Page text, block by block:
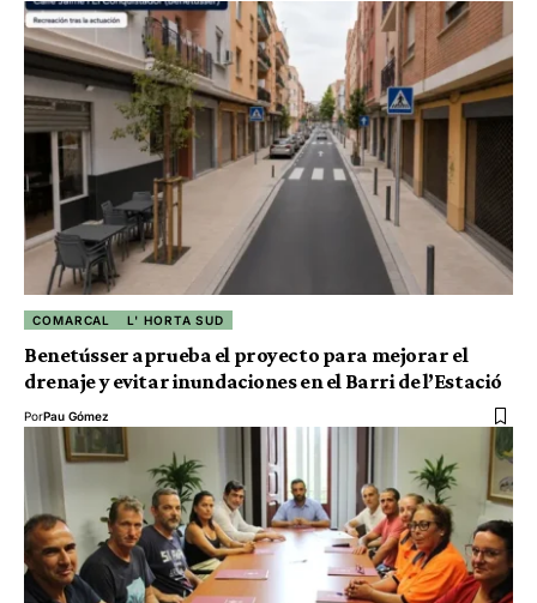
COMARCAL L' HORTA SUD
Benetússer aprueba el proyecto para mejorar el
drenaje y evitar inundaciones en el Barri de l’Estació
PorPau Gómez